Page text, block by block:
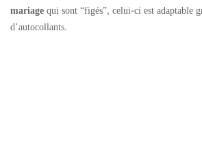
mariagequi sont “figés”, celui-ci est adaptable
d’autocollants.